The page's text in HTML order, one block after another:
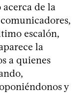
de la
escalón,
la
a quienes
y